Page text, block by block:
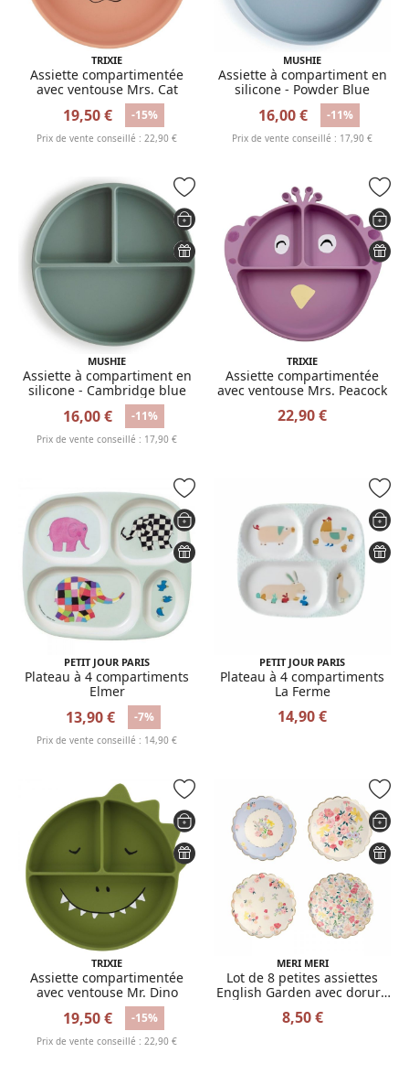
TRIXIE
Assiette compartimentée
avec ventouse Mrs. Cat
19,50 € -15%
Prix de vente conseillé : 22,90 €
MUSHIE
Assiette à compartiment en
silicone - Powder Blue
16,00 € -11%
Prix de vente conseillé : 17,90 €
MUSHIE
Assiette à compartiment en
silicone - Cambridge blue
16,00 € -11%
Prix de vente conseillé : 17,90 €
TRIXIE
Assiette compartimentée
avec ventouse Mrs. Peacock
22,90 €
PETIT JOUR PARIS
Plateau à 4 compartiments
Elmer
13,90 € -7%
Prix de vente conseillé : 14,90 €
PETIT JOUR PARIS
Plateau à 4 compartiments
La Ferme
14,90 €
TRIXIE
Assiette compartimentée
avec ventouse Mr. Dino
19,50 € -15%
Prix de vente conseillé : 22,90 €
MERI MERI
Lot de 8 petites assiettes
English Garden avec dorure
8,50 €